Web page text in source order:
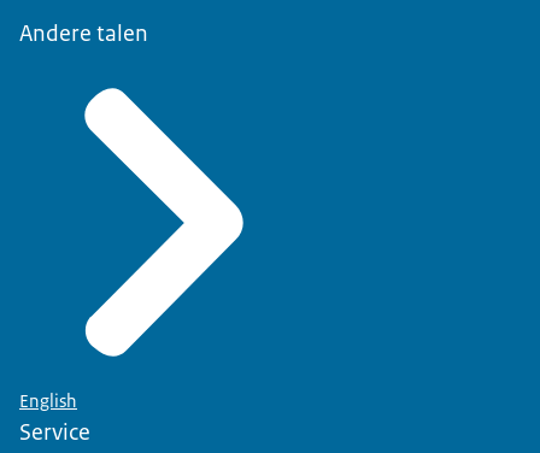
Andere talen
English
Service